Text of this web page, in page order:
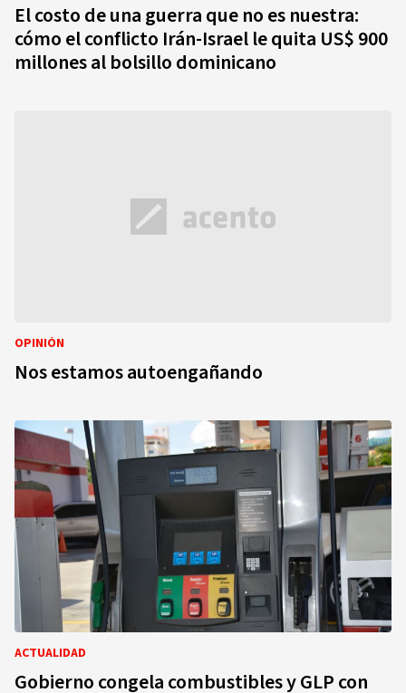
El costo de una guerra que no es nuestra:
cómo el conflicto Irán-Israel le quita US$ 900
millones al bolsillo dominicano
OPINIÓN
Nos estamos autoengañando
ACTUALIDAD
Gobierno congela combustibles y GLP con